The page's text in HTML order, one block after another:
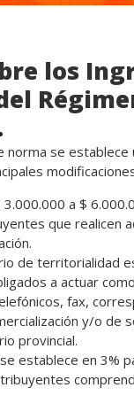
los
se
3.000.000 a $
que realicen
de territorialidad
a actuar
fax,
y/o de
provincial.
establece en 3%